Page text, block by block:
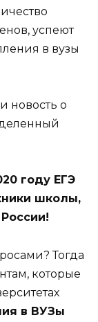
успеют
в вузы
новость о
году ЕГЭ
школы,
Тогда
которые
в ВУЗы